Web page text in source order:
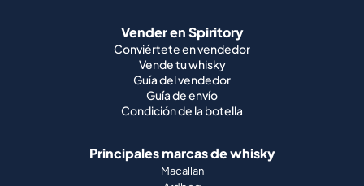
Vender en Spiritory
Conviértete en vendedor
Vende tu whisky
Guía del vendedor
Guía de envío
Condición de la botella
Principales marcas de whisky
Macallan